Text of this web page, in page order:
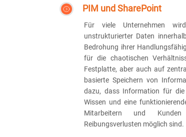
PIM und SharePoint
Für viele Unternehmen
unstrukturierter Daten
Bedrohung ihrer
für die chaotischen
Festplatte, aber auch auf
basierte Speichern von
dazu, dass Information für
Wissen und eine
Mitarbeitern und
Reibungsverlusten möglich sind.